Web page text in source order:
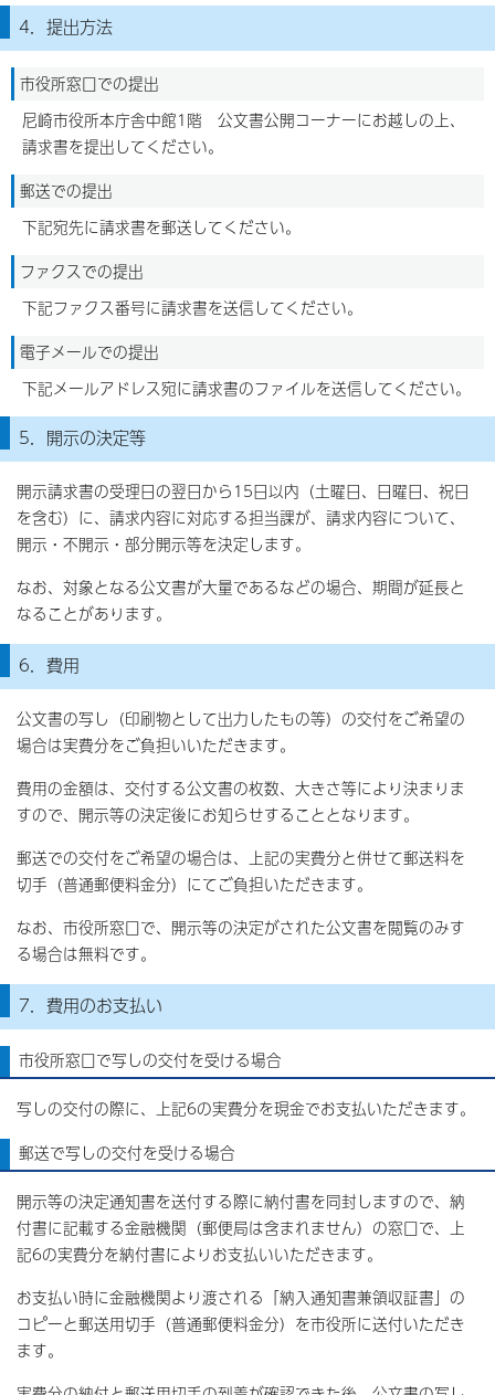
4．提出方法
市役所窓口での提出
尼崎市役所本庁舎中館1階 公文書公開コーナーにお越しの上、
請求書を提出してください。
郵送での提出
下記宛先に請求書を郵送してください。
ファクスでの提出
下記ファクス番号に請求書を送信してください。
電子メールでの提出
下記メールアドレス宛に請求書のファイルを送信してください。
5．開示の決定等
開示請求書の受理日の翌日から15日以内（土曜日、日曜日、祝日
を含む）に、請求内容に対応する担当課が、請求内容について、
開示・不開示・部分開示等を決定します。
なお、対象となる公文書が大量であるなどの場合、期間が延長と
なることがあります。
6．費用
公文書の写し（印刷物として出力したもの等）の交付をご希望の
場合は実費分をご負担いいただきます。
費用の金額は、交付する公文書の枚数、大きさ等により決まりま
すので、開示等の決定後にお知らせすることとなります。
郵送での交付をご希望の場合は、上記の実費分と併せて郵送料を
切手（普通郵便料金分）にてご負担いただきます。
なお、市役所窓口で、開示等の決定がされた公文書を閲覧のみす
る場合は無料です。
7．費用のお支払い
市役所窓口で写しの交付を受ける場合
写しの交付の際に、上記6の実費分を現金でお支払いただきます。
郵送で写しの交付を受ける場合
開示等の決定通知書を送付する際に納付書を同封しますので、納
付書に記載する金融機関（郵便局は含まれません）の窓口で、上
記6の実費分を納付書によりお支払いいただきます。
お支払い時に金融機関より渡される「納入通知書兼領収証書」の
コピーと郵送用切手（普通郵便料金分）を市役所に送付いただき
ます。